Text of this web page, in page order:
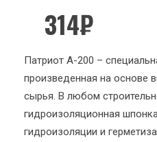
314₽
Патриот А-200 –
произведенная на основе
сырья. В любом
гидроизоляционная
гидроизоляции и